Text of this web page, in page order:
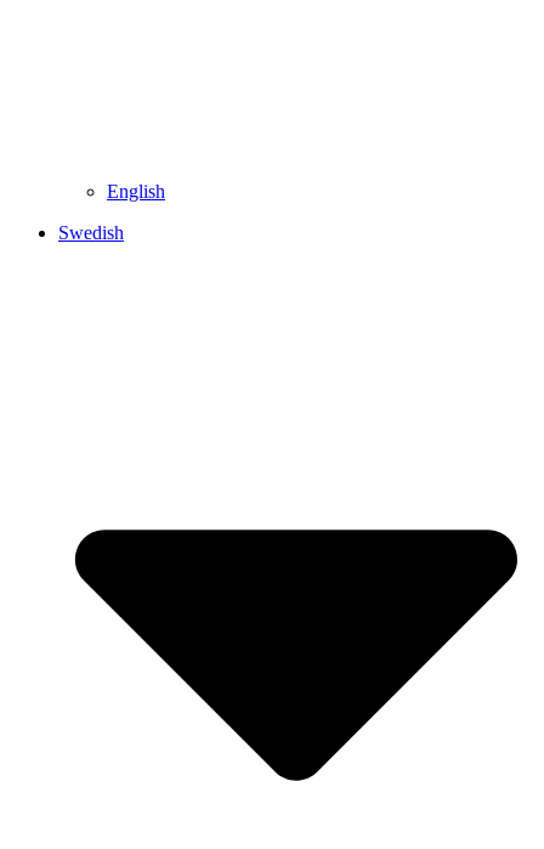
English
Swedish